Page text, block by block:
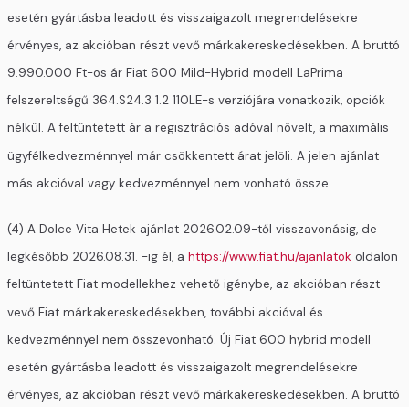
esetén gyártásba leadott és visszaigazolt megrendelésekre
érvényes, az akcióban részt vevő márkakereskedésekben. A bruttó
9.990.000 Ft-os ár Fiat 600 Mild-Hybrid modell LaPrima
felszereltségű 364.S24.3 1.2 110LE-s verziójára vonatkozik, opciók
nélkül. A feltüntetett ár a regisztrációs adóval növelt, a maximális
ügyfélkedvezménnyel már csökkentett árat jelöli. A jelen ajánlat
más akcióval vagy kedvezménnyel nem vonható össze.
(4) A Dolce Vita Hetek ajánlat 2026.02.09-től visszavonásig, de
legkésőbb 2026.08.31. -ig él, a https://www.fiat.hu/ajanlatok oldalon
feltüntetett Fiat modellekhez vehető igénybe, az akcióban részt
vevő Fiat márkakereskedésekben, további akcióval és
kedvezménnyel nem összevonható. Új Fiat 600 hybrid modell
esetén gyártásba leadott és visszaigazolt megrendelésekre
érvényes, az akcióban részt vevő márkakereskedésekben. A bruttó